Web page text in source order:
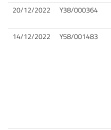
20/12/2022 Y38/000364
14/12/2022 Y58/001483